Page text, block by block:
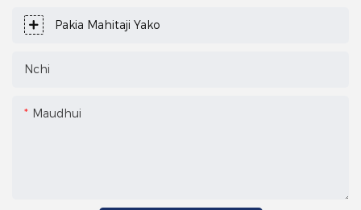
Pakia Mahitaji Yako
Nchi
Maudhui